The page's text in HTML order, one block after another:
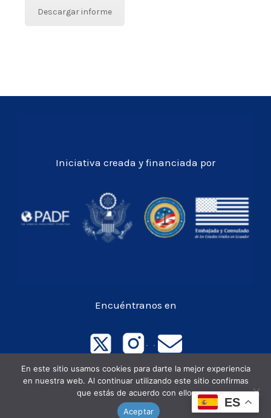
Descargar informe
Iniciativa creada y financiada por
Encuéntranos en
. .
Todos los derechos © 2026 OECO
ES
En este sitio usamos cookies para darte la mejor experiencia
en nuestra web. Al continuar utilizando este sitio confirmas
que estás de acuerdo con ello.
Aceptar